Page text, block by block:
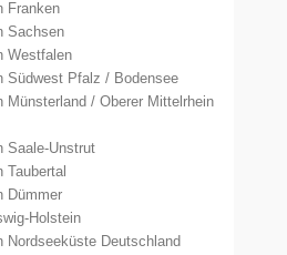
Franken
Sachsen
Westfalen
Südwest Pfalz / Bodensee
Münsterland / Oberer Mittelrhein
Saale-Unstrut
Taubertal
Dümmer
Holstein
Nordseeküste Deutschland